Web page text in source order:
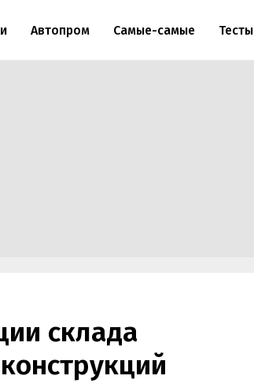
Автопром Самые-самые Тесты
склада